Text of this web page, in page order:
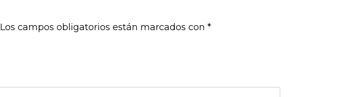
Los campos obligatorios están marcados con *